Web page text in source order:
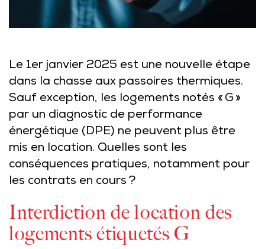
Le 1er janvier 2025 est une nouvelle étape
dans la chasse aux passoires thermiques.
Sauf exception, les logements notés « G »
par un diagnostic de performance
énergétique (DPE) ne peuvent plus être
mis en location. Quelles sont les
conséquences pratiques, notamment pour
les contrats en cours ?
Interdiction de location des
logements étiquetés G